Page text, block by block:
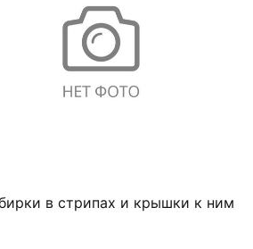
в стрипах и крышки к ним